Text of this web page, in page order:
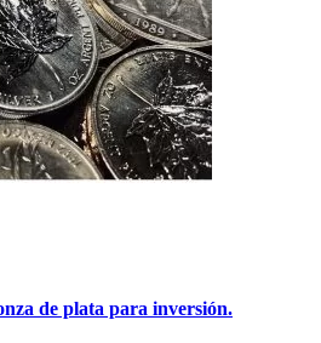
de plata para inversión.